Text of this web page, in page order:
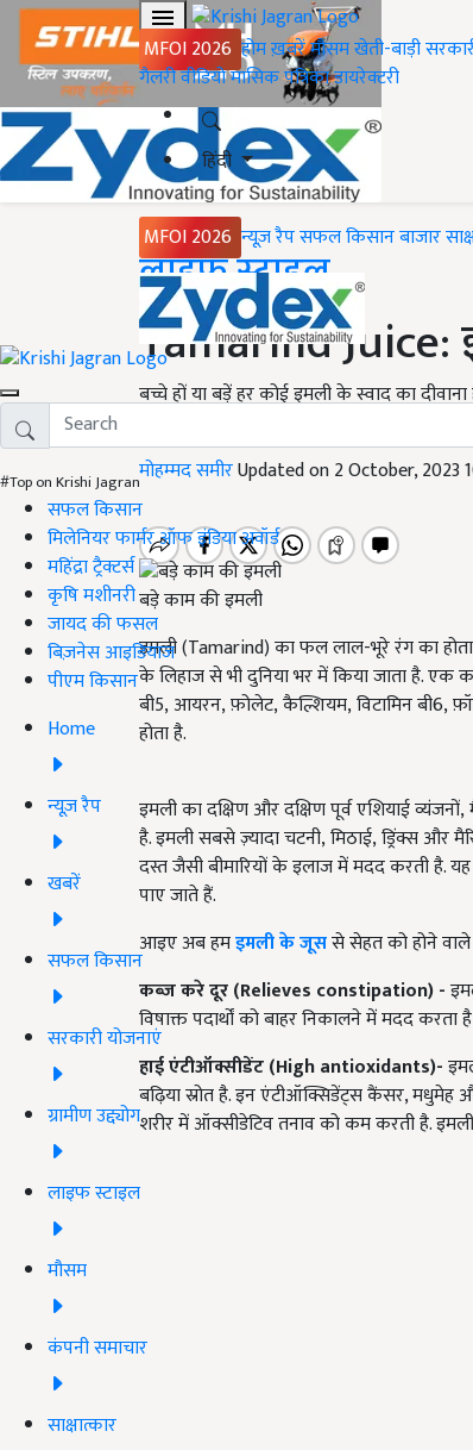
MFOI 2026 होमख़बरेंमौसमखेती-बाड़ी
गैलरीवीडियोमासिक पत्रिकाडायरेक्टरी
हिंदी
MFOI 2026 न्यूज़ रैपसफल किसानबाजार
#Top on Krishi Jagran
सफल किसान
मिलेनियर फार्मर ऑफ इंडिया अवॉर्ड
महिंद्रा ट्रैक्टर्स
कृषि मशीनरी
जायद की फसल
बिज़नेस आइडियाज
पीएम किसान
Home
न्यूज़ रैप
खबरें
सफल किसान
सरकारी योजनाएं
ग्रामीण उद्द्योग
लाइफ स्टाइल
मौसम
कंपनी समाचार
साक्षात्कार
Home
लाइफ स्टाइल
Tamarind
बच्चे हों या बड़ें हर कोई इमली के स्वाद का
मोहम्मद समीरUpdated on 2 October, 2023
बड़े काम की इमली
इमली(Tamarind)का फल लाल-भूरे रंग का
के लिहाज से भी दुनिया भर में किया जाता है. एक
बी5,आयरन,फ़ोलेट,कैल्शियम,विटामिन बी6,
होता है.
इमली का दक्षिण और दक्षिण पूर्व एशियाई व्यंजनों,
है. इमली सबसे ज़्यादा चटनी,मिठाई,ड्रिंक्स और
दस्त जैसी बीमारियों के इलाज में मदद करती है.
पाए जाते हैं.
आइए अब हमइमली के जूससे सेहत को होने
कब्ज़ करे दूर(Relieves constipation)-
विषाक्त पदार्थों को बाहर निकालने में मदद
हाई एंटीऑक्सीडेंट(High antioxidants)-
बढ़िया स्रोत है. इन एंटीऑक्सिडेंट्स कैंसर, मधुमेह
शरीर में ऑक्सीडेटिव तनाव को कम करती है.